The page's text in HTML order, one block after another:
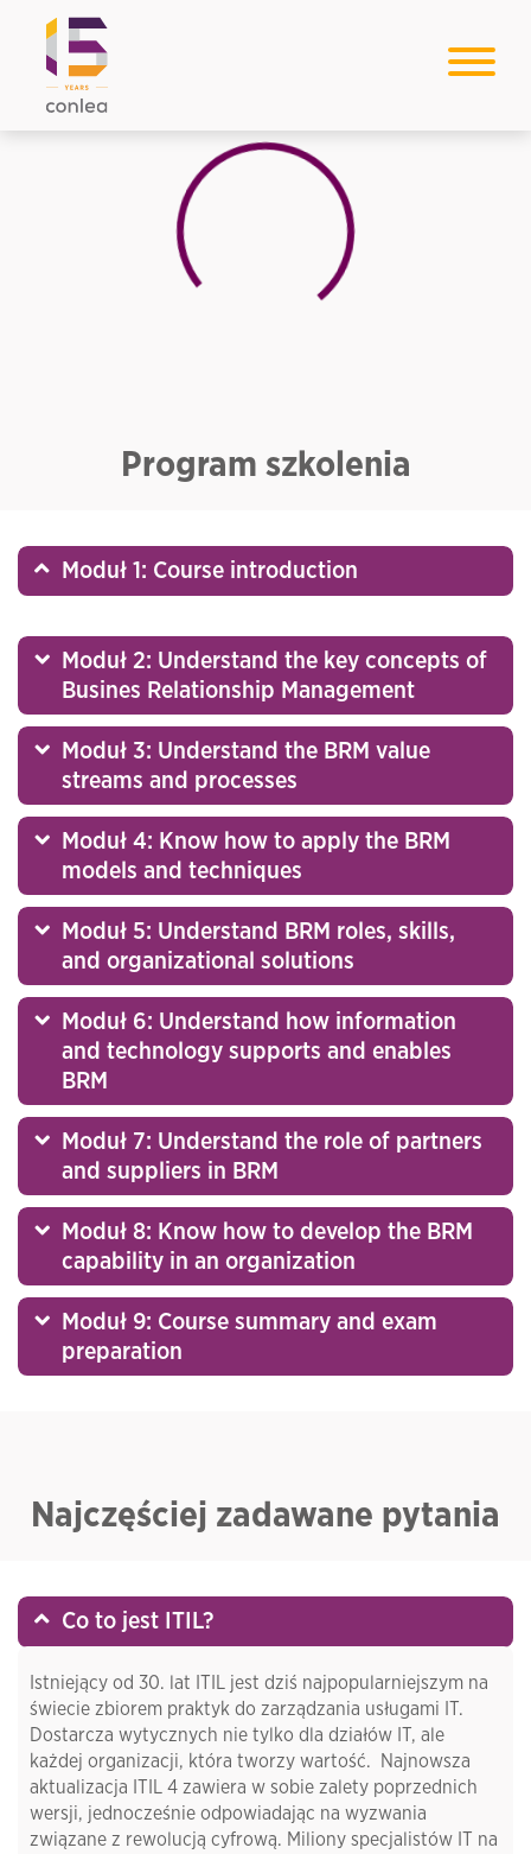
Loading...
Program szkolenia
Moduł 1: Course introduction
Moduł 2: Understand the key concepts of
Busines Relationship Management
Moduł 3: Understand the BRM value
streams and processes
Moduł 4: Know how to apply the BRM
models and techniques
Moduł 5: Understand BRM roles, skills,
and organizational solutions
Moduł 6: Understand how information
and technology supports and enables
BRM
Moduł 7: Understand the role of partners
and suppliers in BRM
Moduł 8: Know how to develop the BRM
capability in an organization
Moduł 9: Course summary and exam
preparation
Najczęściej zadawane pytania
Co to jest ITIL?
Istniejący od 30. lat ITIL jest dziś najpopularniejszym na
świecie zbiorem praktyk do zarządzania usługami IT.
Dostarcza wytycznych nie tylko dla działów IT, ale
każdej organizacji, która tworzy wartość. Najnowsza
aktualizacja ITIL 4 zawiera w sobie zalety poprzednich
wersji, jednocześnie odpowiadając na wyzwania
związane z rewolucją cyfrową. Miliony specjalistów IT na